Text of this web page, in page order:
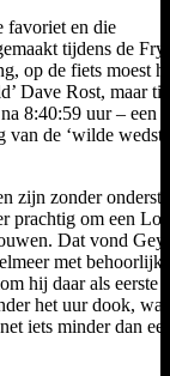
favoriet en die
tijdens de
op de fiets moest
Dave Rost, maar
8:40:59 uur – een
de ‘wilde
zijn zonder
prachtig om een
Dat vond
met behoorlijk
hij daar als eerste
het uur dook,
iets minder dan